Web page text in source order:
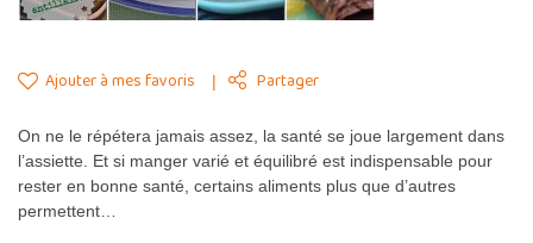
Ajouter à mes favoris Partager
On ne le répétera jamais assez, la santé se joue largement dans
l’assiette. Et si manger varié et équilibré est indispensable pour
rester en bonne santé, certains aliments plus que d’autres
permettent…